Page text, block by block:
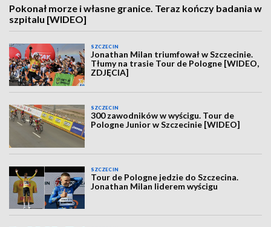
Pokonał morze i własne granice. Teraz kończy badania w
szpitalu [WIDEO]
SZCZECIN
Jonathan Milan triumfował w Szczecinie.
Tłumy na trasie Tour de Pologne [WIDEO,
ZDJĘCIA]
SZCZECIN
300 zawodników w wyścigu. Tour de
Pologne Junior w Szczecinie [WIDEO]
SZCZECIN
Tour de Pologne jedzie do Szczecina.
Jonathan Milan liderem wyścigu